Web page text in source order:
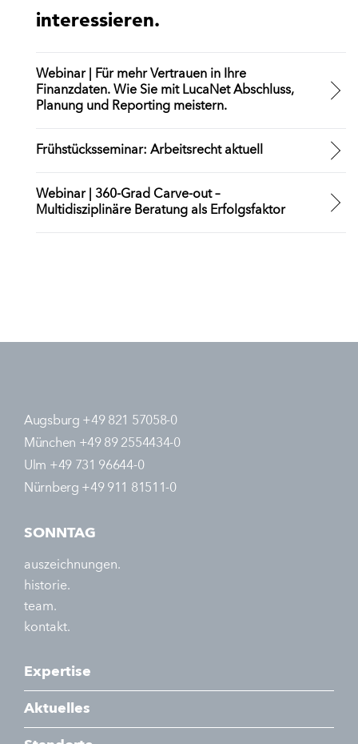
interessieren.
Webinar | Für mehr Vertrauen in Ihre
Finanzdaten. Wie Sie mit LucaNet Abschluss,
Planung und Reporting meistern.
Frühstücksseminar: Arbeitsrecht aktuell
Webinar | 360-Grad Carve-out –
Multidisziplinäre Beratung als Erfolgsfaktor
Augsburg +49 821 57058-0
München +49 89 2554434-0
Ulm +49 731 96644-0
Nürnberg +49 911 81511-0
SONNTAG
auszeichnungen.
historie.
team.
kontakt.
Expertise
Aktuelles